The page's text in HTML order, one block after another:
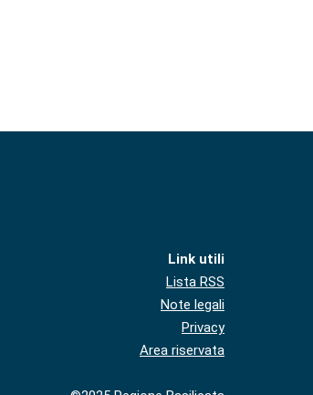
Link utili
Lista RSS
Note legali
Privacy
Area riservata